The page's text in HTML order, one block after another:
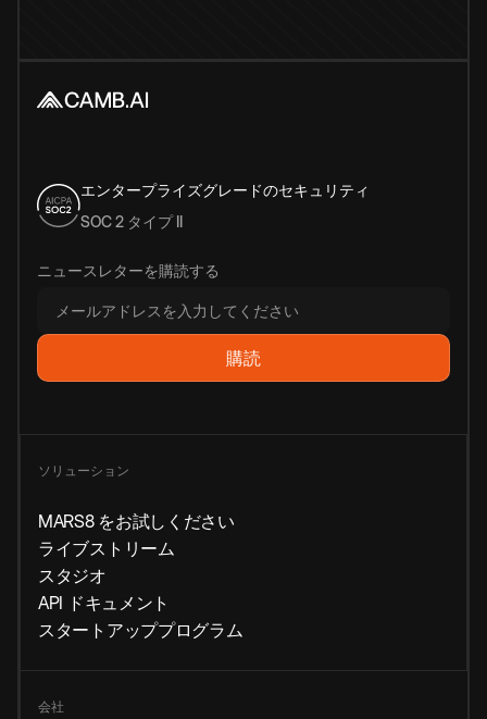
エンタープライズグレードのセキュリティ
SOC 2 タイプ II
ニュースレターを購読する
ソリューション
MARS8 をお試しください
ライブストリーム
スタジオ
API ドキュメント
スタートアッププログラム
会社